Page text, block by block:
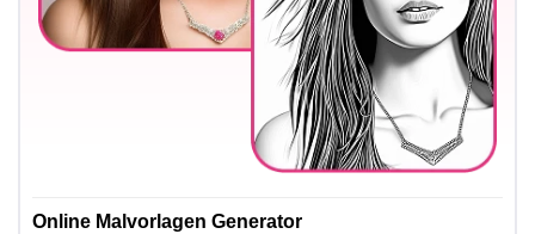
Online Malvorlagen Generator